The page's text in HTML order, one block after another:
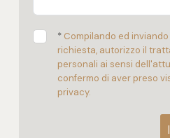
* Compilando ed
richiesta, autorizzo il
personali ai sensi
confermo di aver preso
privacy.